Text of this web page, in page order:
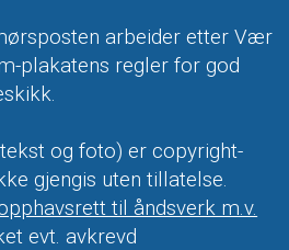
arbeider etter Vær
plakatens regler for god
og foto) er copyright-
gjengis uten tillatelse.
til åndsverk m.v.
evt. avkrevd